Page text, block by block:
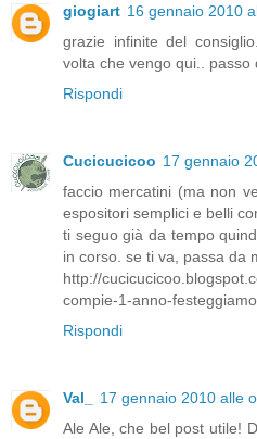
giogiart 16 gennaio 2010
grazie infinite del
volta che vengo qui.. passo
Rispondi
Cucicucicoo 17 gennaio
faccio mercatini (ma non
espositori semplici e belli
ti seguo già da tempo
in corso. se ti va, passa da
http://
compie-1-anno-
Rispondi
Val_
17 gennaio 2010 alle
Ale Ale, che bel post utile!